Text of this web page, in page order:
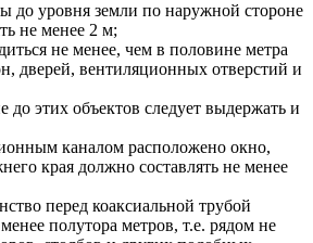
до уровня земли по наружной стороне
не менее 2 м;
не менее, чем в половине метра
дверей, вентиляционных отверстий и
до этих объектов следует выдержать и
каналом расположено окно,
края должно составлять не менее
перед коаксиальной трубой
полутора метров, т.е. рядом не